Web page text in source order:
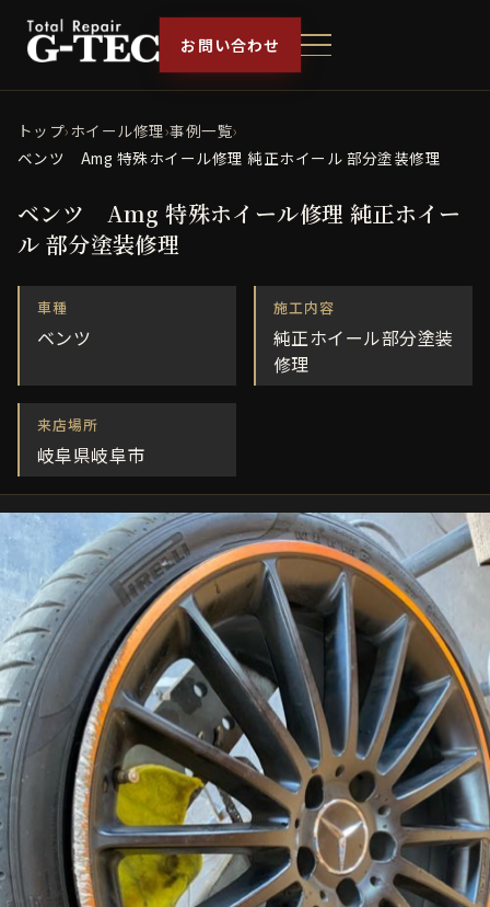
お問い合わせ
トップ›ホイール修理›事例一覧›
ベンツ Amg 特殊ホイール修理 純正ホイール 部分塗装修理
ベンツ Amg 特殊ホイール修理 純正ホイー
ル 部分塗装修理
車種
ベンツ
施工内容
純正ホイール部分塗装
修理
来店場所
岐阜県岐阜市